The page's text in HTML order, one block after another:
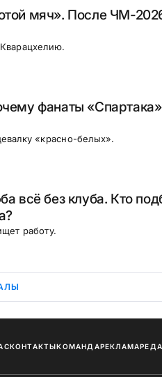
мяч». После ЧМ-
фанаты
«красно-белых».
всё без клуба. Кто
работу.
КОНТАКТЫКОМАНДАРЕКЛАМА